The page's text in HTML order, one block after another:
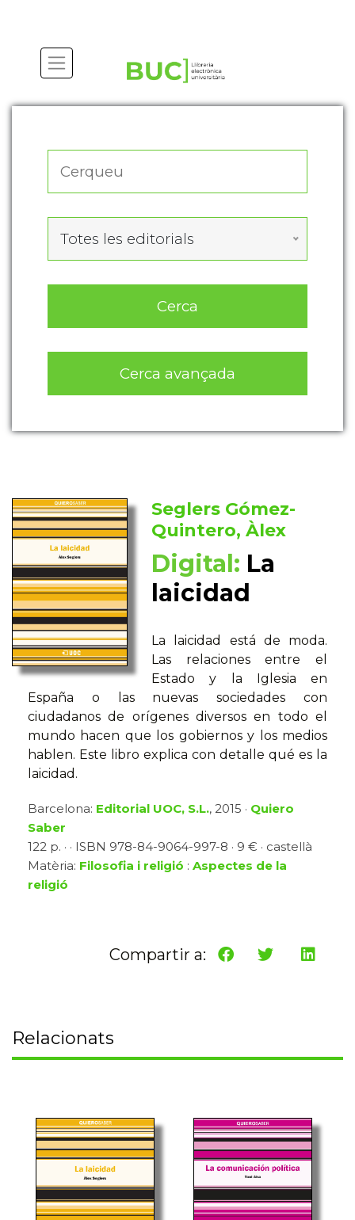
Totes les editorials
Cerca
Cerca avançada
Seglers Gómez-
Quintero, Àlex
Digital: La
laicidad
La laicidad está de moda.
Las relaciones entre el
Estado y la Iglesia en
España o las nuevas sociedades con
ciudadanos de orígenes diversos en todo el
mundo hacen que los gobiernos y los medios
hablen. Este libro explica con detalle qué es la
laicidad.
Barcelona: Editorial UOC, S.L., 2015 · Quiero
Saber
122 p. · · ISBN 978-84-9064-997-8 · 9 € · castellà
Matèria: Filosofia i religió : Aspectes de la
religió
Compartir a:
Relacionats